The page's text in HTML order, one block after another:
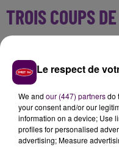
TROIS COUPS
Consciente au
victime a été prise en
services de soin.
trois coups de
"plus engagé"dans la
parquet de Rouen
suspect est présenté
Le respect de
We and our (447) partnersdo
your consent and/or our
information on a device; Use
profiles for personalised
advertising; Measure